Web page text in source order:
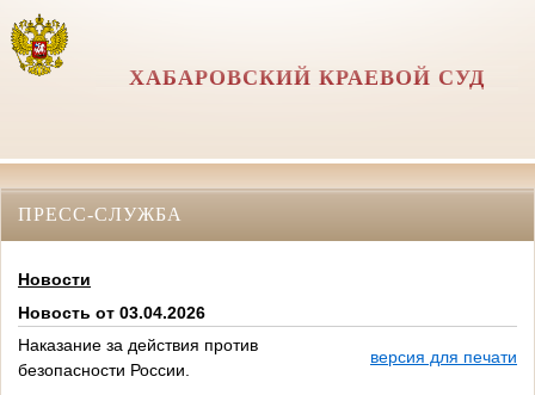
ХАБАРОВСКИЙ КРАЕВОЙ СУД
ПРЕСС-СЛУЖБА
Новости
Новость от 03.04.2026
Наказание за действия против
безопасности России.
версия для печати